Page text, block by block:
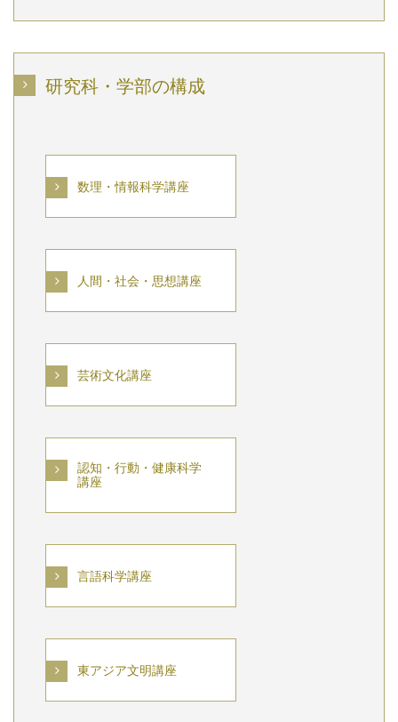
研究科・学部の構成
数理・情報科学講座
人間・社会・思想講座
芸術文化講座
認知・行動・健康科学
講座
言語科学講座
東アジア文明講座